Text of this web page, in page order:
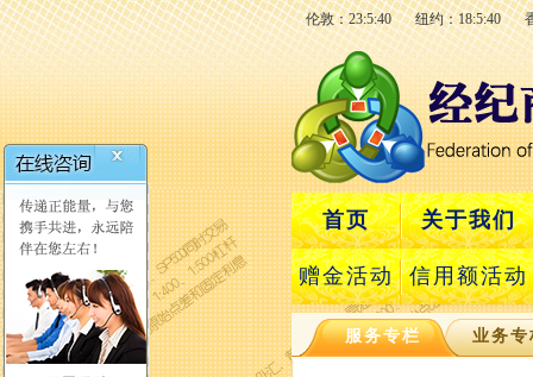
伦敦：23:5:41 纽约：18:5:41
首页 关于我们
赠金活动 信用额活动
服务专栏 业务专